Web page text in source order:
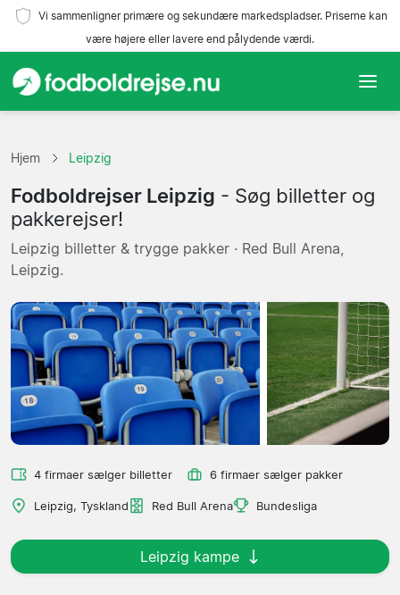
Vi sammenligner primære og sekundære markedspladser. Priserne kan
være højere eller lavere end pålydende værdi.
Hold
Ligaer
Rejsebureauer
Hjem Leipzig
Fodboldrejser Leipzig - Søg billetter og
pakkerejser!
Leipzig billetter & trygge pakker · Red Bull Arena,
Leipzig.
4 firmaer sælger billetter 6 firmaer sælger pakker
Leipzig, Tyskland Red Bull Arena Bundesliga
Leipzig kampe